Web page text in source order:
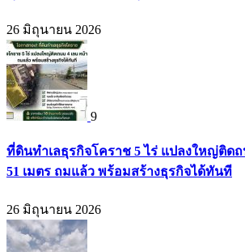
26 มิถุนายน 2026
9
ที่ดินทำเลธุรกิจโคราช 5 ไร่ แปลงใหญ่ติด
51 เมตร ถมแล้ว พร้อมสร้างธุรกิจได้ทันที
26 มิถุนายน 2026